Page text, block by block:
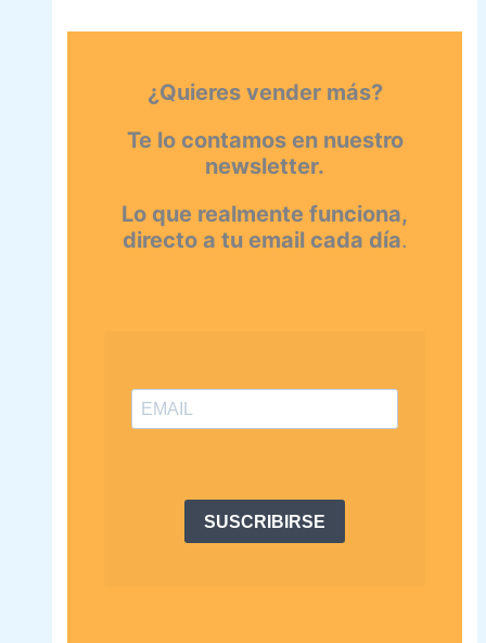
¿Quieres vender más?
Te lo contamos en nuestro
newsletter.
Lo que realmente funciona,
directo a tu email cada día.
SUSCRIBIRSE